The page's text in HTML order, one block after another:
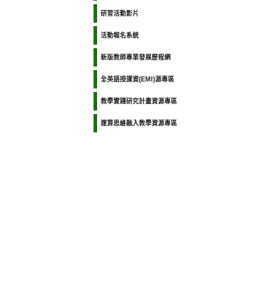
研習活動影片
活動報名系統
新版教師專業發展歷程網
全英語授課資(EMI)源專區
教學實踐研究計畫資源專區
運算思維融入教學資源專區